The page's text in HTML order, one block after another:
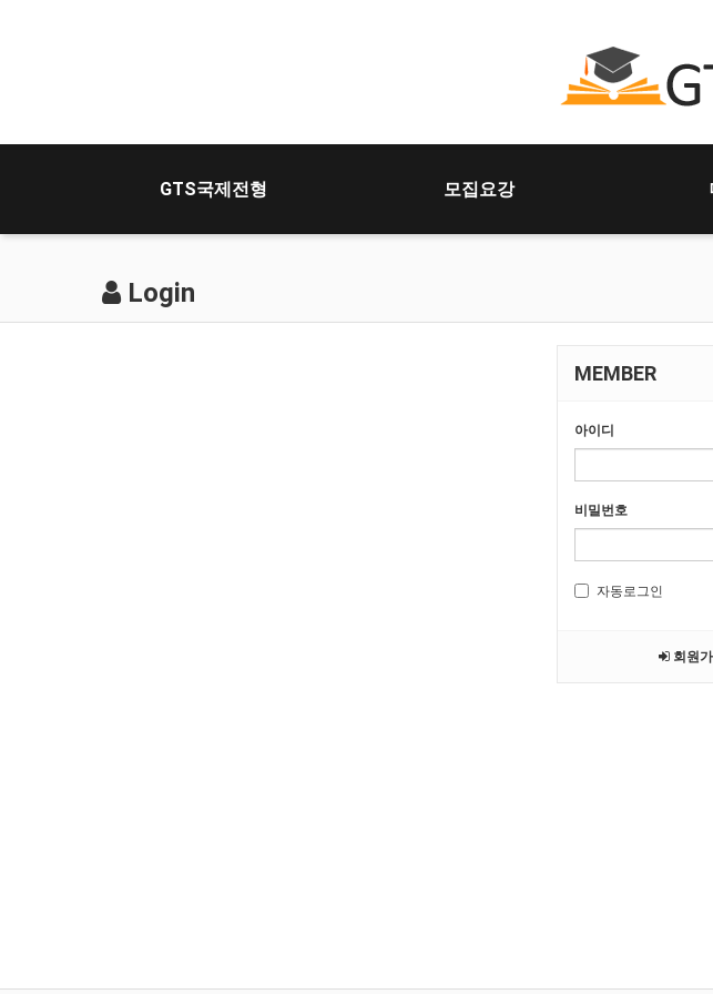
GTS국제전형 모집요강
Login
MEMBER
아이디
비밀번호
자동로그인
회원